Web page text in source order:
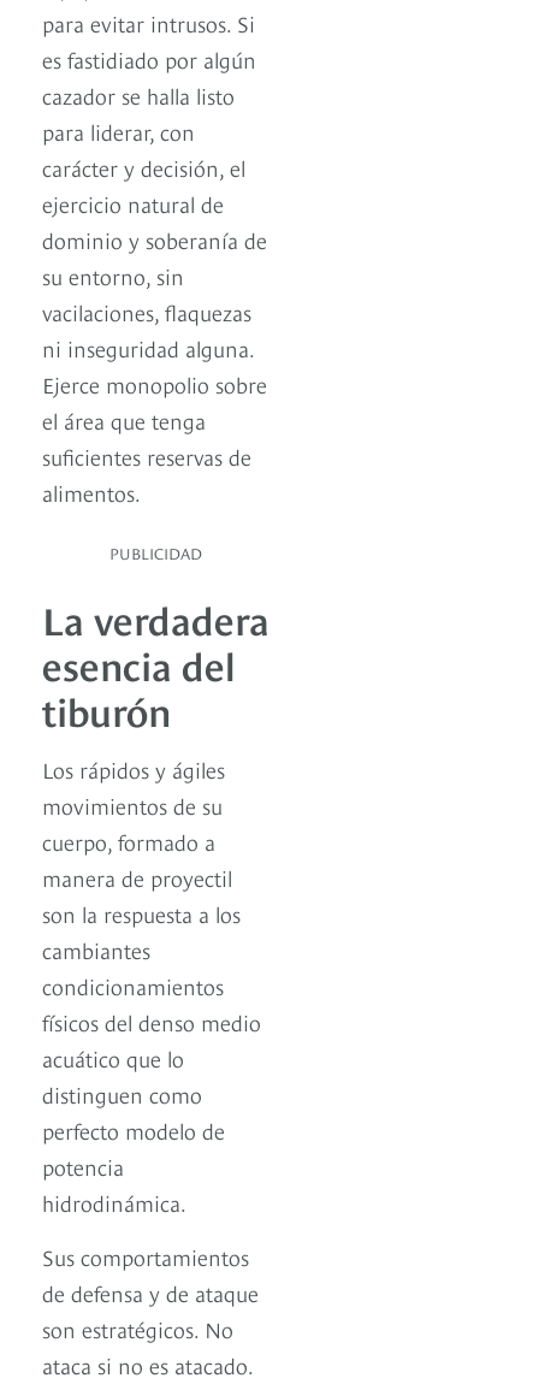
para evitar intrusos. Si
es fastidiado por algún
cazador se halla listo
para liderar, con
carácter y decisión, el
ejercicio natural de
dominio y soberanía de
su entorno, sin
vacilaciones, flaquezas
ni inseguridad alguna.
Ejerce monopolio sobre
el área que tenga
suficientes reservas de
alimentos.
PUBLICIDAD
La verdadera
esencia del
tiburón
Los rápidos y ágiles
movimientos de su
cuerpo, formado a
manera de proyectil
son la respuesta a los
cambiantes
condicionamientos
físicos del denso medio
acuático que lo
distinguen como
perfecto modelo de
potencia
hidrodinámica.
Sus comportamientos
de defensa y de ataque
son estratégicos. No
ataca si no es atacado.